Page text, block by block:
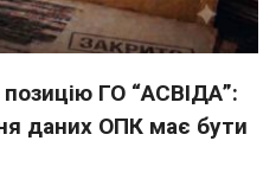
ГО “АСВІДА”:
даних ОПК має бути